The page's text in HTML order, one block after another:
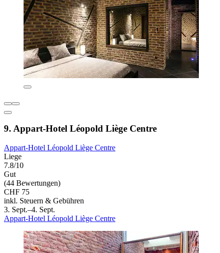
9. Appart-Hotel Léopold Liège Centre
Appart-Hotel Léopold Liège Centre
Liege
7.8/10
Gut
(44 Bewertungen)
CHF 75
inkl. Steuern & Gebühren
3. Sept.–4. Sept.
Appart-Hotel Léopold Liège Centre